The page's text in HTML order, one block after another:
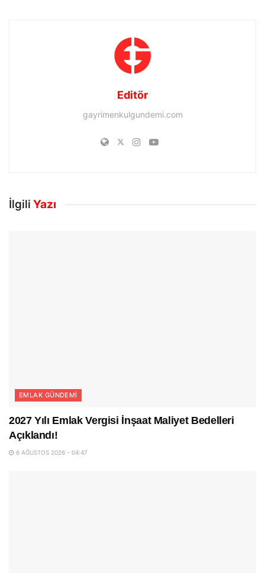
Editör
gayrimenkulgundemi.com
İlgili Yazı
EMLAK GÜNDEMI
2027 Yılı Emlak Vergisi İnşaat Maliyet Bedelleri
Açıklandı!
6 AĞUSTOS 2026 - 04:47